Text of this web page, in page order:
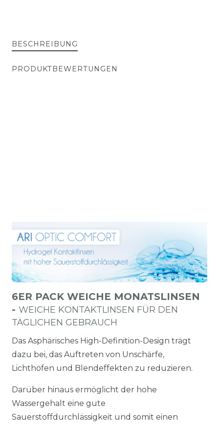
BESCHREIBUNG
PRODUKTBEWERTUNGEN
6ER PACK WEICHE MONATSLINSEN
- WEICHE KONTAKTLINSEN FÜR DEN
TÄGLICHEN GEBRAUCH
Das Asphärisches High-Definition-Design trägt
dazu bei, das Auftreten von Unschärfe,
Lichthöfen und Blendeffekten zu reduzieren.
Darüber hinaus ermöglicht der hohe
Wassergehalt eine gute
Sauerstoffdurchlässigkeit und somit einen